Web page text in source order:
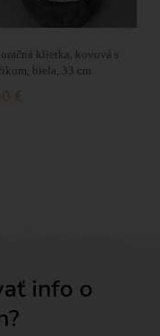
klietka, kovová s
biela, 33 cm
€
info o